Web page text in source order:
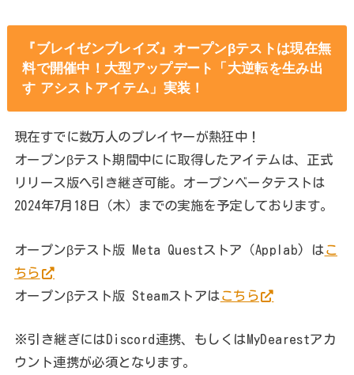
『ブレイゼンブレイズ』オープンβテストは現在無
料で開催中！大型アップデート「大逆転を生み出
す アシストアイテム」実装！
現在すでに数万人のプレイヤーが熱狂中！
オープンβテスト期間中にに取得したアイテムは、正式
リリース版へ引き継ぎ可能。オープンベータテストは
2024年7月18日（木）までの実施を予定しております。
オープンβテスト版 Meta Questストア（Applab) は こ
ちら
オープンβテスト版 Steamストアは こちら
※引き継ぎにはDiscord連携、もしくはMyDearestアカ
ウント連携が必須となります。